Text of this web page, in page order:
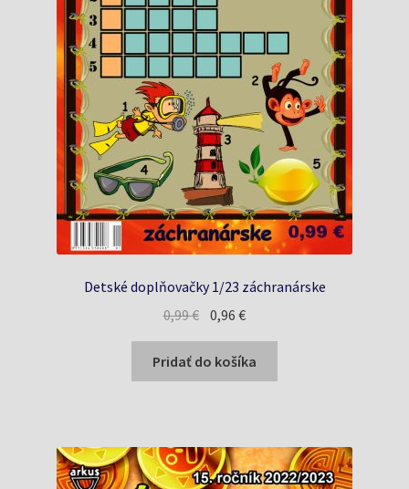
Detské doplňovačky 1/23 záchranárske
0,99€ Pôvodná
bola:
0,99 €.
0,96€Aktuálna
je:
0,96 €.
Pridať do košíka